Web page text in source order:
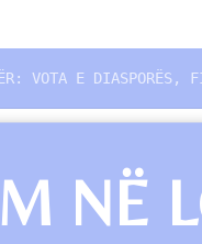
VOTA E DIASPORËS,
NË